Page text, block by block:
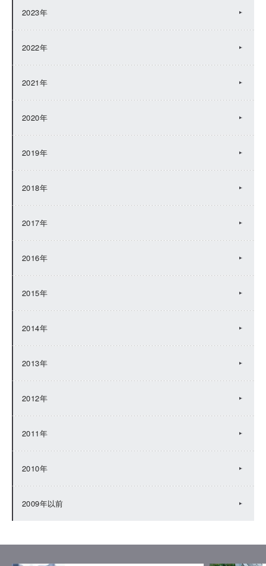
2023年
2022年
2021年
2020年
2019年
2018年
2017年
2016年
2015年
2014年
2013年
2012年
2011年
2010年
2009年以前